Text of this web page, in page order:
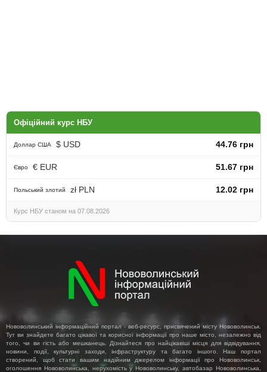
Офіційний курс НБУ
Доллар США $ USD 44.76 грн
Євро € EUR 51.67 грн
Польський злотий zł PLN 12.02 грн
Курс НБУ станом на 07.08.2026
Нововолинський інформаційний портал - веб-ресурс, присвячений місту Нововолинськ.
Тут ви знайдете багато цікавої та корисної інформації про наше місто, незалежно від
того, чи ви гість або мешканець. Дізнайтеся про найцікавіші місця для відвідування,
новини, події, культурні заходи, інфраструктуру та багато іншого. Наш портал
створений, щоб стати вашим надійним джерелом інформації про Нововолинськ,
оголошення Нововолинська, нерухомість у Нововолинську, автобазар Нововолинська,